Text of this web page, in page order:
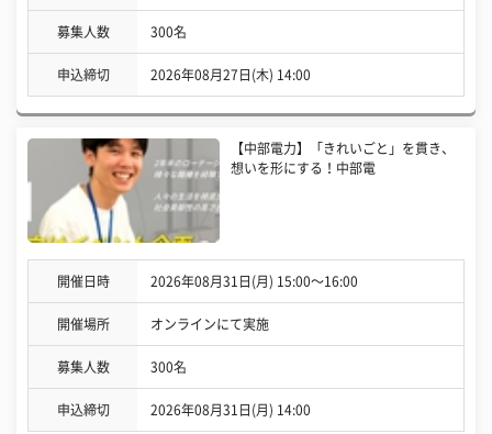
募集人数 300名
申込締切 2026年08月27日(木) 14:00
【中部電力】「きれいごと」を貫き、
想いを形にする！中部電
開催日時 2026年08月31日(月) 15:00〜16:00
開催場所 オンラインにて実施
募集人数 300名
申込締切 2026年08月31日(月) 14:00